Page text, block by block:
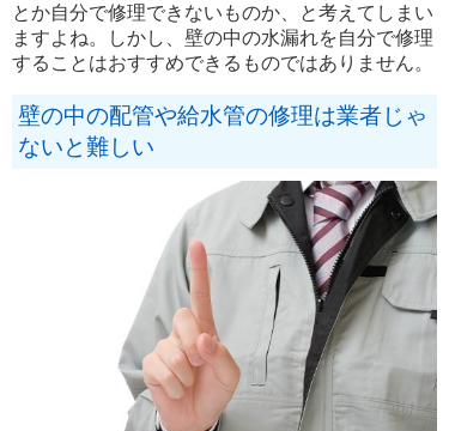
とか自分で修理できないものか、と考えてしまい
ますよね。しかし、壁の中の水漏れを自分で修理
することはおすすめできるものではありません。
壁の中の配管や給水管の修理は業者じゃ
ないと難しい